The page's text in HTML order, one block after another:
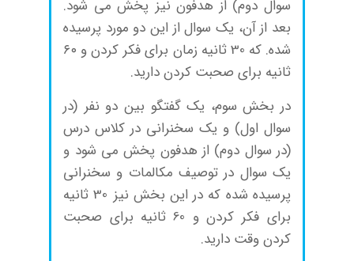
سوال دوم) از هدفون نیز پخش می شود.
بعد از آن، یک سوال از این دو مورد پرسیده
شده. که 30 ثانیه زمان برای فکر کردن و ۶۰
ثانیه برای صحبت کردن دارید.
در بخش سوم، یک گفتگو بین دو نفر (در
سوال اول) و یک سخنرانی در کلاس درس
(در سوال دوم) از هدفون پخش می شود و
یک سوال در توصیف مکالمات و سخنرانی
پرسیده شده که در این بخش نیز 30 ثانیه
برای فکر کردن و 60 ثانیه برای صحبت
کردن وقت دارید.